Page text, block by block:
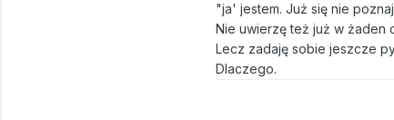
"ja' jestem. Już się nie
Nie uwierzę też już w żaden
Lecz zadaję sobie jeszcze
Dlaczego.